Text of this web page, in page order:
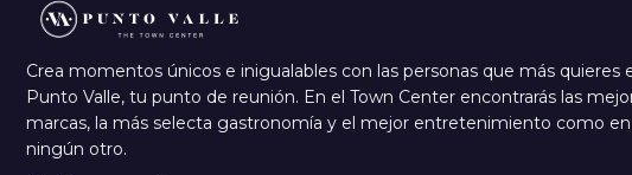
Crea momentos únicos e inigualables con las personas que más quieres
Punto Valle, tu punto de reunión. En el Town Center encontrarás las
marcas, la más selecta gastronomía y el mejor entretenimiento como en
ningún otro.